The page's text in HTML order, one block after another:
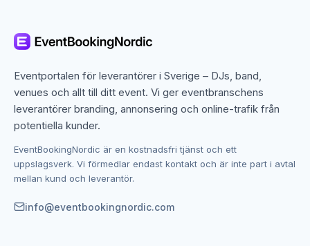
utgång eller särskilda låtar som har betydelse för er.
middag, där live vokal skapar en elegant och
stämningsfull bakgrund. Det ger en röd tråd genom
dagen och gör upplevelsen mer sammanhängande.
Sångare till företagsevent – professionell
och stämningsskapande underhållning
Till företagsarrangemang kan en sångare skapa en
Eventportalen för leverantörer i Sverige – DJs, band,
venues och allt till ditt event. Vi ger eventbranschens
leverantörer branding, annonsering och online-trafik från
potentiella kunder.
EventBookingNordic är en kostnadsfri tjänst och ett
uppslagsverk. Vi förmedlar endast kontakt och är inte part i avtal
mellan kund och leverantör.
info@eventbookingnordic.com